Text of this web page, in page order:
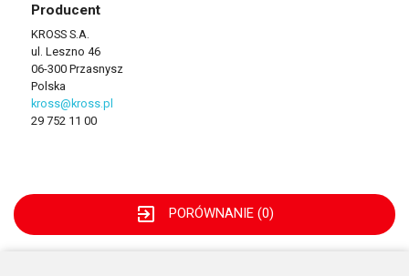
Producent
KROSS S.A.
ul. Leszno 46
06-300 Przasnysz
Polska
kross@kross.pl
29 752 11 00
exit_to_app PORÓWNANIE (0)